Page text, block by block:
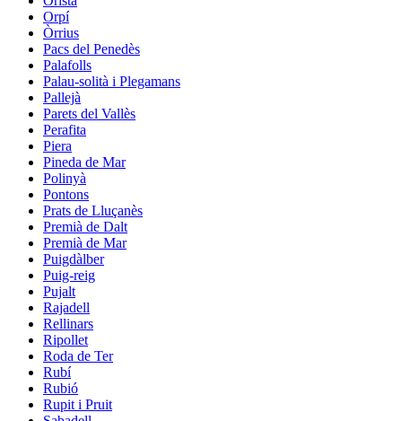
Orpí
Òrrius
Pacs del Penedès
Palafolls
Palau-solità i Plegamans
Pallejà
Parets del Vallès
Perafita
Piera
Pineda de Mar
Polinyà
Pontons
Prats de Lluçanès
Premià de Dalt
Premià de Mar
Puigdàlber
Puig-reig
Pujalt
Rajadell
Rellinars
Ripollet
Roda de Ter
Rubí
Rubió
Rupit i Pruit